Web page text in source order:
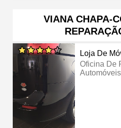
VIANA CHAPA-
Loja De
Oficina De
Automóveis